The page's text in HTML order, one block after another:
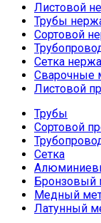
Листовой
Трубы
Сортовой
Сетка
Сварочные
Листовой
Трубы
Сортовой
Сетка
Бронзовый
Медный
Латунный